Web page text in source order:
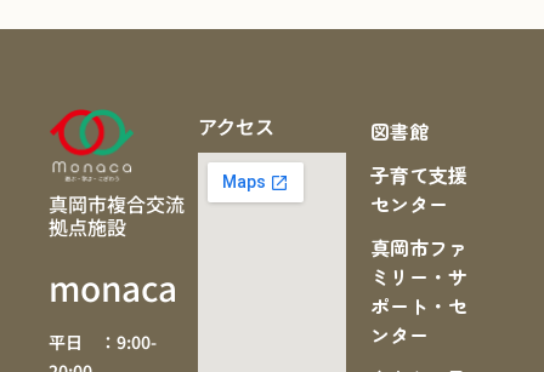
真岡市複合交流
拠点施設
monaca
平日 ：9:00-
アクセス
図書館
子育て支援
センター
真岡市ファ
ミリー・サ
ポート・セ
ンター